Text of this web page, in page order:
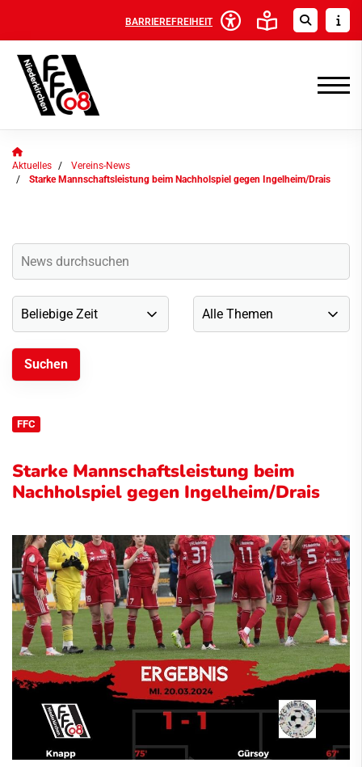
BARRIEREFREIHEIT
Aktuelles
Vereins-News
Starke Mannschaftsleistung beim Nachholspiel gegen Ingelheim/Drais
FFC
Starke Mannschaftsleistung beim
Nachholspiel gegen Ingelheim/Drais